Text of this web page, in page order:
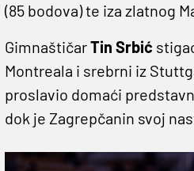
(85 bodova) te iza zlatnog
GimnaštičarTin Srbić
Montreala i srebrni iz
proslavio domaći
dok je Zagrepčanin svoj